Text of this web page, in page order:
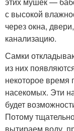
с высокой
через окна,
канализацию.
Самки
из них
некоторое
насекомых. Эти
будет
Потому
вытираем воду,